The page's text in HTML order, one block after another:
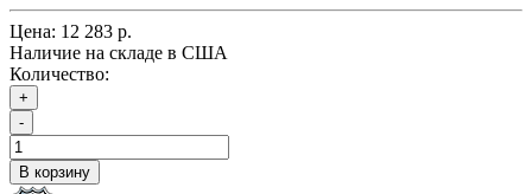
Цена: 12 283 р.
Наличие на складе в США
Количество:
+
-
В корзину